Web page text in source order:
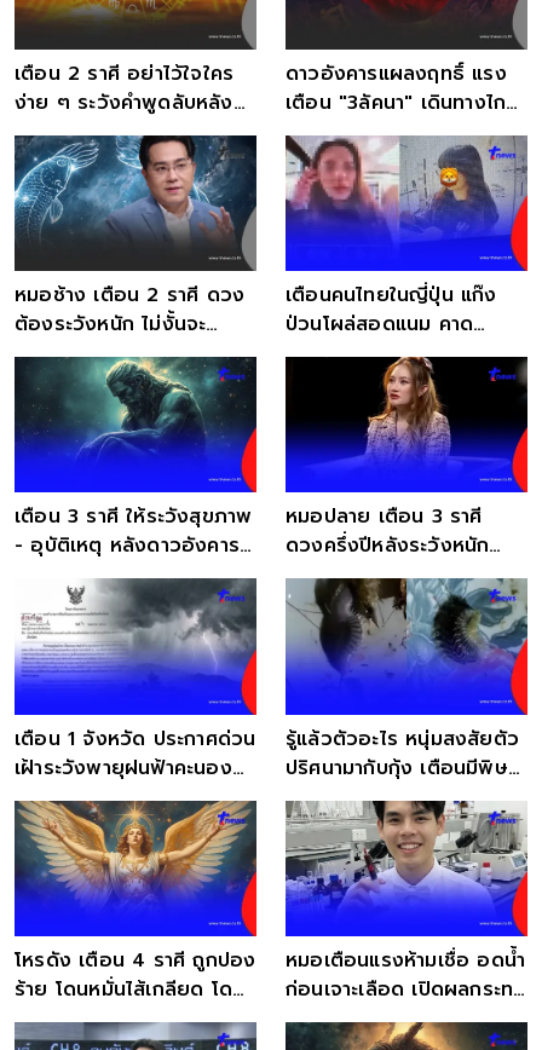
เตือน 2 ราศี อย่าไว้ใจใคร
ง่าย ๆ ระวังคำพูดลับหลัง
ศัตรูมาในคราบมิตร
ดาวอังคารแผลงฤทธิ์ แรง
เตือน "3ลัคนา" เดินทางไกล
ระวังให้ดี
หมอช้าง เตือน 2 ราศี ดวง
ต้องระวังหนัก ไม่งั้นจะ
เสียใจภายหลัง
เตือนคนไทยในญี่ปุ่น แก๊ง
ป่วนโผล่สอดแนม คาด
วางแผนก่อเหตุร้าย
เตือน 3 ราศี ให้ระวังสุขภาพ
- อุบัติเหตุ หลังดาวอังคาร
หมอปลาย เตือน 3 ราศี
ดวงครึ่งปีหลังระวังหนัก
อย่าใช้ชีวิตประมาท
เตือน 1 จังหวัด ประกาศด่วน
เฝ้าระวังพายุฝนฟ้าคะนอง
วันที่ 7 – 10 พ.ค. 69
รู้แล้วตัวอะไร หนุ่มสงสัยตัว
ปริศนามากับกุ้ง เตือนมีพิษ
ห้ามจับ
โหรดัง เตือน 4 ราศี ถูกปอง
ร้าย โดนหมั่นไส้เกลียด โดย
ไม่ได้ตั้งใจ
หมอเตือนแรงห้ามเชื่อ อดน้ำ
ก่อนเจาะเลือด เปิดผลกระทบ
ที่ตามมา